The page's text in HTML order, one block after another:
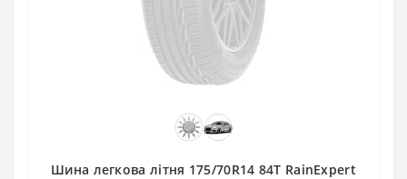
Шина легкова літня 175/70R14 84T RainExpert